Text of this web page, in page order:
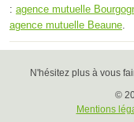
: agence mutuelle
agence mutuelle Beaune
N'hésitez plus à vous
©
Mentions